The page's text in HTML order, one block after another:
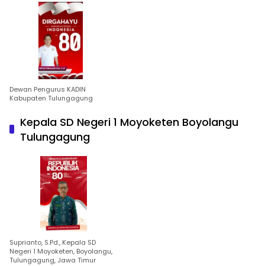
Dewan Pengurus KADIN
Kabupaten Tulungagung
Kepala SD Negeri 1 Moyoketen Boyolangu
Tulungagung
Suprianto, S.Pd., Kepala SD
Negeri 1 Moyoketen, Boyolangu,
Tulungagung, Jawa Timur